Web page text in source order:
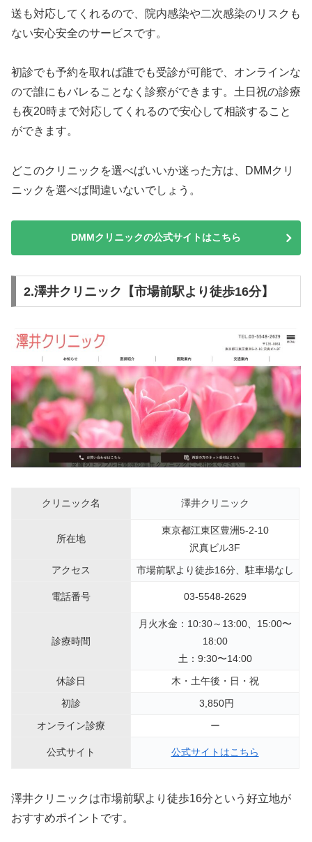
送も対応してくれるので、院内感染や二次感染のリスクも
ない安心安全のサービスです。
初診でも予約を取れば誰でも受診が可能で、オンラインな
ので誰にもバレることなく診察ができます。土日祝の診療
も夜20時まで対応してくれるので安心して相談すること
ができます。
どこのクリニックを選べばいいか迷った方は、DMMクリ
ニックを選べば間違いないでしょう。
DMMクリニックの公式サイトはこちら
2.澤井クリニック【市場前駅より徒歩16分】
クリニック名 澤井クリニック
所在地
東京都江東区豊洲5-2-10
沢真ビル3F
アクセス
市場前駅より徒歩16分、駐車場なし
電話番号 03-5548-2629
診療時間
月火水金：10:30～13:00、15:00〜
18:00
土：9:30〜14:00
休診日
木・土午後・日・祝
初診
3,850円
オンライン診療
ー
公式サイト 公式サイトはこちら
澤井クリニックは市場前駅より徒歩16分という好立地が
おすすめポイントです。